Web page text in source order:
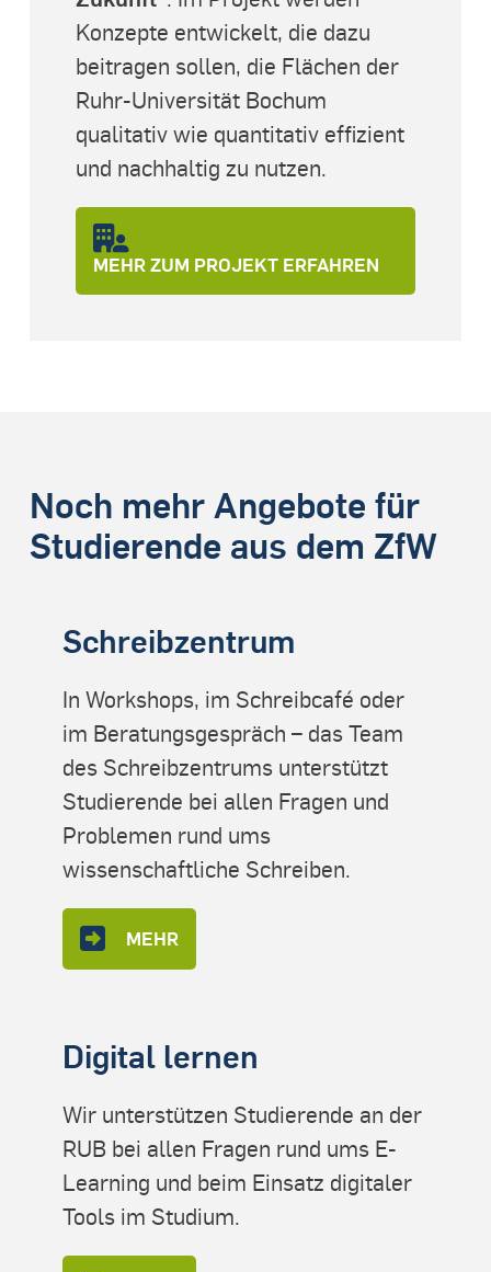
Konzepte entwickelt, die dazu
beitragen sollen, die Flächen der
Ruhr-Universität Bochum
qualitativ wie quantitativ effizient
und nachhaltig zu nutzen.
MEHR ZUM PROJEKT ERFAHREN
Noch mehr Angebote für
Studierende aus dem ZfW
Schreibzentrum
In Workshops, im Schreibcafé oder
im Beratungsgespräch – das Team
des Schreibzentrums unterstützt
Studierende bei allen Fragen und
Problemen rund ums
wissenschaftliche Schreiben.
MEHR
Digital lernen
Wir unterstützen Studierende an der
RUB bei allen Fragen rund ums E-
Learning und beim Einsatz digitaler
Tools im Studium.